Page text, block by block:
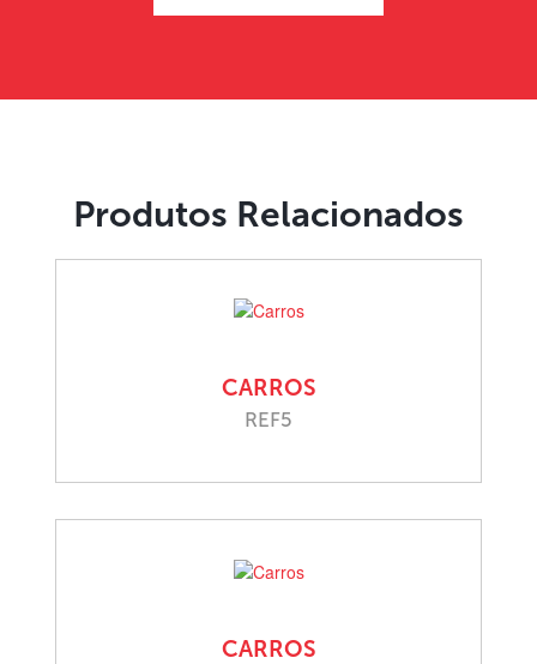
Produtos Relacionados
CARROS
REF5
CARROS